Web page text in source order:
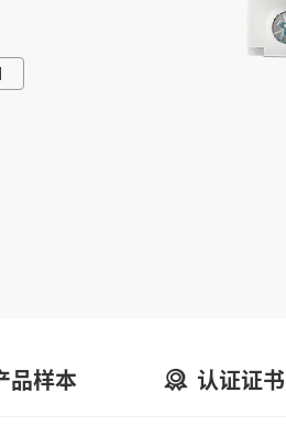
品样本 认证证书